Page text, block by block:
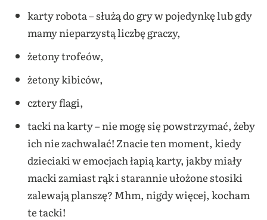
karty robota – służą do gry w pojedynkę lub gdy
mamy nieparzystą liczbę graczy,
żetony trofeów,
żetony kibiców,
cztery flagi,
tacki na karty – nie mogę się powstrzymać, żeby
ich nie zachwalać! Znacie ten moment, kiedy
dzieciaki w emocjach łapią karty, jakby miały
macki zamiast rąk i starannie ułożone stosiki
zalewają planszę? Mhm, nigdy więcej, kocham
te tacki!